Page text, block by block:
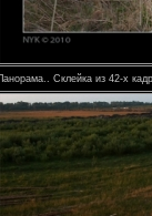
Склейка из 42-х